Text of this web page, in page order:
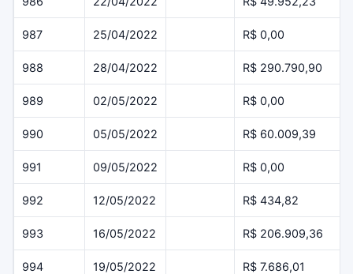
987 25/04/2022 R$ 0,00
988 28/04/2022 R$ 290.790,90
989 02/05/2022 R$ 0,00
990 05/05/2022 R$ 60.009,39
991 09/05/2022 R$ 0,00
992 12/05/2022 R$ 434,82
993 16/05/2022 R$ 206.909,36
994 19/05/2022 R$ 7.686,01